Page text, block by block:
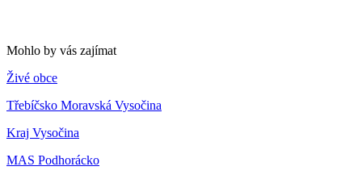
Mohlo by vás zajímat
Živé obce
Třebíčsko Moravská Vysočina
Kraj Vysočina
MAS Podhorácko